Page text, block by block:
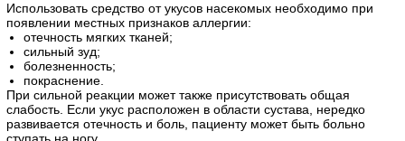
Использовать средство от укусов насекомых необходимо при
появлении местных признаков аллергии:
отечность мягких тканей;
сильный зуд;
болезненность;
покраснение.
При сильной реакции может также присутствовать общая
слабость. Если укус расположен в области сустава, нередко
развивается отечность и боль, пациенту может быть больно